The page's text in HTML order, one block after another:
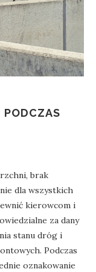
PODCZAS
brak
dla wszystkich
kierowcom i
za dany
stanu dróg i
Podczas
oznakowanie